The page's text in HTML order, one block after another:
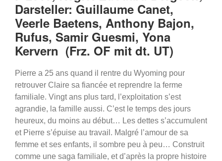
Darsteller: Guillaume Canet,
Veerle Baetens, Anthony Bajon,
Rufus, Samir Guesmi, Yona
Kervern (Frz. OF mit dt. UT)
Pierre a 25 ans quand il rentre du Wyoming pour
retrouver Claire sa fiancée et reprendre la ferme
familiale. Vingt ans plus tard, l’exploitation s’est
agrandie, la famille aussi. C’est le temps des jours
heureux, du moins au début… Les dettes s’accumulent
et Pierre s’épuise au travail. Malgré l’amour de sa
femme et ses enfants, il sombre peu à peu… Construit
comme une saga familiale, et d’après la propre histoire